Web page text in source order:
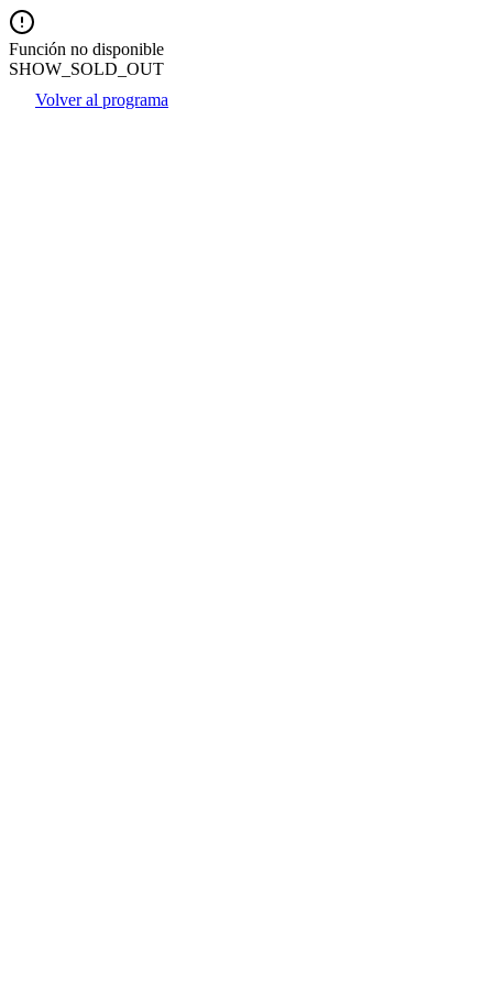
Función no disponible
SHOW_SOLD_OUT
Volver al programa